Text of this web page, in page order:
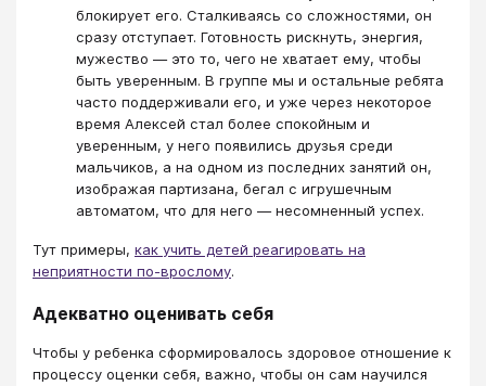
блокирует его. Сталкиваясь со сложностями, он
сразу отступает. Готовность рискнуть, энергия,
мужество — это то, чего не хватает ему, чтобы
быть уверенным. В группе мы и остальные ребята
часто поддерживали его, и уже через некоторое
время Алексей стал более спокойным и
уверенным, у него появились друзья среди
мальчиков, а на одном из последних занятий он,
изображая партизана, бегал с игрушечным
автоматом, что для него — несомненный успех.
Тут примеры, как учить детей реагировать на
неприятности по-врослому.
Адекватно оценивать себя
Чтобы у ребенка сформировалось здоровое отношение к
процессу оценки себя, важно, чтобы он сам научился